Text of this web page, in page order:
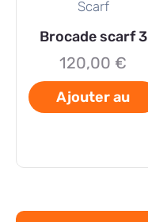
Scarf
Brocade scarf 3
120,00 €
Ajouter au